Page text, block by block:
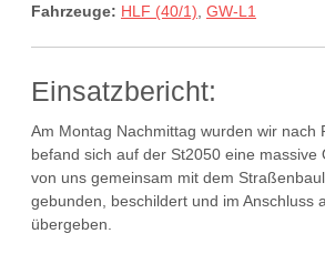
Fahrzeuge: HLF (40/1) GW-L1
Einsatzbericht:
Am Montag Nachmittag wurden wir nach
befand sich auf der St2050 eine massive
von uns gemeinsam mit dem
gebunden, beschildert und im Anschluss
übergeben.